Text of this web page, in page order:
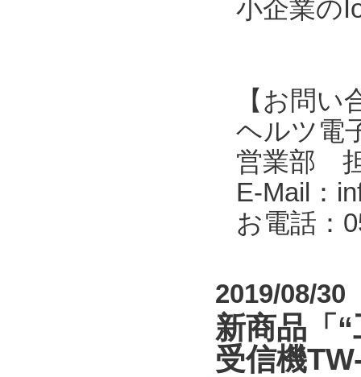
小企業の
【お問い
ヘルツ電
営業部
E-Mail：
お電話：
2019/08/30
新商品「
受信機